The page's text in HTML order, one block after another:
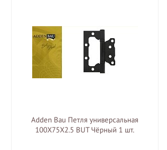
Adden Bau Петля универсальная
100X75X2.5 BUT Чёрный 1 шт.